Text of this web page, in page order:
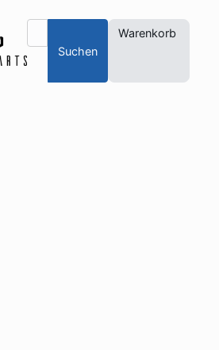
Suchen
Warenkorb